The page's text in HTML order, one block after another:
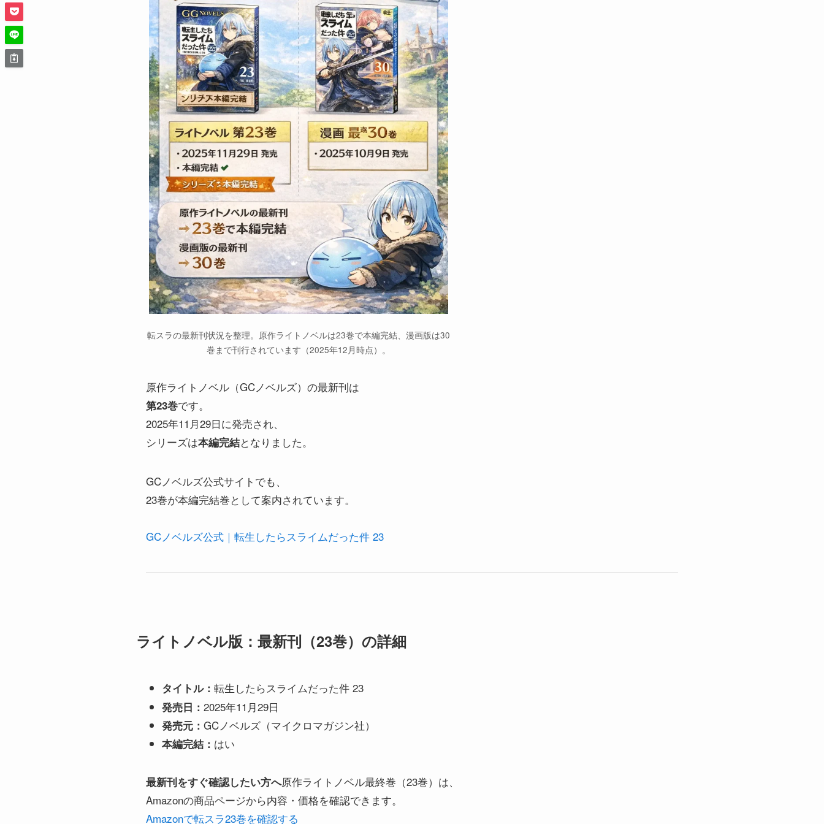
転スラの最新刊状況を整理。原作ライトノベルは23巻で本編完結、漫画版は30
巻まで刊行されています（2025年12月時点）。
原作ライトノベル（GCノベルズ）の最新刊は
第23巻です。
2025年11月29日に発売され、
シリーズは本編完結となりました。
GCノベルズ公式サイトでも、
23巻が本編完結巻として案内されています。
GCノベルズ公式｜転生したらスライムだった件 23
ライトノベル版：最新刊（23巻）の詳細
タイトル： 転生したらスライムだった件 23
発売日： 2025年11月29日
発売元： GCノベルズ（マイクロマガジン社）
本編完結： はい
最新刊をすぐ確認したい方へ原作ライトノベル最終巻（23巻）は、
Amazonの商品ページから内容・価格を確認できます。
Amazonで転スラ23巻を確認する